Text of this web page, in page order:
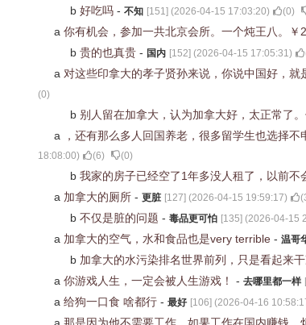
b 好吃吗 - 不知 [151] (2026-04-15 17:03:20) (0)
a 你有机会，参加一共北京会所。一个炖王八。￥
b 贵的也真贵 - 国内 [152] (2026-04-15 17:05:31)
a 对这些印拿大的孝子贤孙来说，你说中国好，
(0)
b 别人留在加拿大，认为加拿大好，太正常了
a ，还有那么多人回国养老，很多留学生也选择
18:08:00) (6) (0)
b 我家的房子已经空了1年多没人租了，以前
a 加拿大的厕所 - 更脏 [127] (2026-04-15 19:59:17) (
b 不仅是脏的问题 - 毒品更可怕 [135] (2026-04-15
a 加拿大的空气，水和食品也是very terrible - 温哥
b 加拿大的水污染排名世界前列，只是看起来
a 你游戏人生，一定会被人生游戏！ - 去哪里都一样
a 给狗一口食 啥都行 - 最好 [106] (2026-04-16